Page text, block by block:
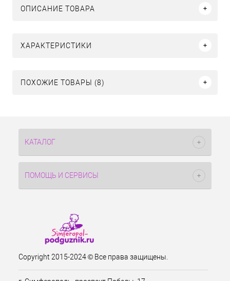
ОПИСАНИЕ ТОВАРА
ХАРАКТЕРИСТИКИ
ПОХОЖИЕ ТОВАРЫ (8)
КАТАЛОГ
ПОМОЩЬ И СЕРВИСЫ
Copyright 2015-2024 © Все права защищены.